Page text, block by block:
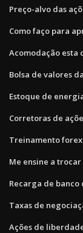
Preço-alvo das
Como faço para
Acomodação esta
Bolsa de valores
Estoque de
Corretoras de
Treinamento
Me ensine a trocar
Recarga de
Taxas de
Ações de